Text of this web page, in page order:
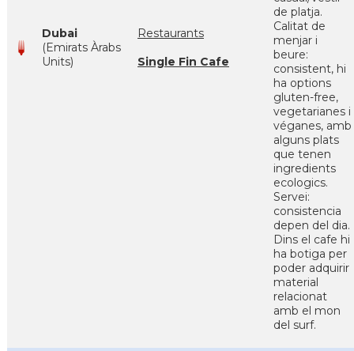
Dubai
(Emirats Àrabs
Units)
Restaurants
Single Fin Cafe
de platja.
Calitat de
menjar i
beure:
consistent, hi
ha options
gluten-free,
vegetarianes i
véganes, amb
alguns plats
que tenen
ingredients
ecologics.
Servei:
consistencia
depen del dia.
Dins el cafe hi
ha botiga per
poder adquirir
material
relacionat
amb el mon
del surf.